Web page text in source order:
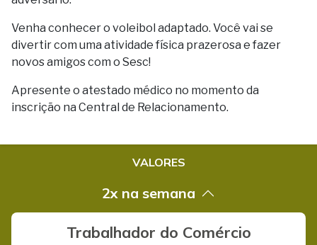
Venha conhecer o voleibol adaptado. Você vai se
divertir com uma atividade física prazerosa e fazer
novos amigos com o Sesc!
Apresente o atestado médico no momento da
inscrição na Central de Relacionamento.
VALORES
2x na semana
Trabalhador do Comércio